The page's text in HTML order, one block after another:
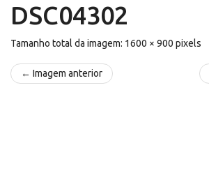
DSC04302
Tamanho total da imagem: 1600 × 900 pixels
← Imagem anterior